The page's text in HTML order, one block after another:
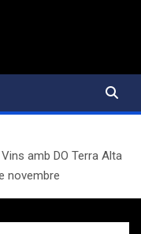
amb DO Terra Alta
novembre